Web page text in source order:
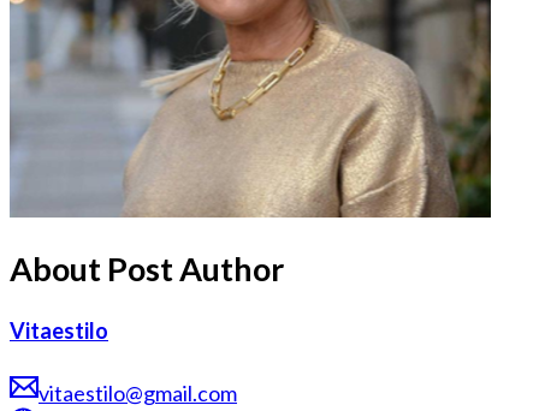
About Post Author
Vitaestilo
vitaestilo@gmail.com